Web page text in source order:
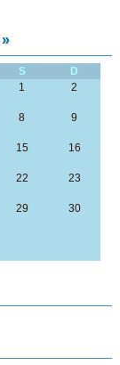
»
S
D
1
2
8 9
15 16
22 23
29 30